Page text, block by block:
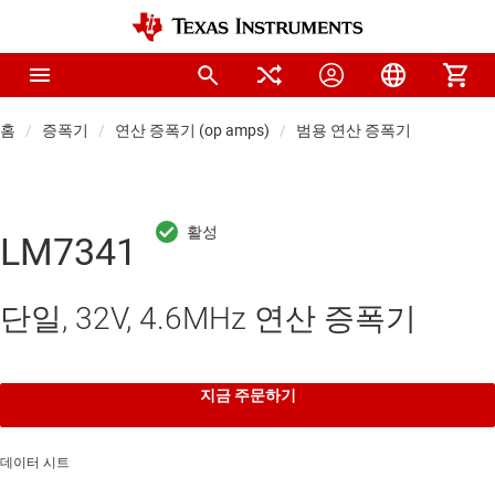
홈 증폭기 연산 증폭기 (op amps) 범용 연산 증폭기
LM7341
단일, 32V, 4.6MHz 연산 증폭기
지금 주문하기
데이터 시트